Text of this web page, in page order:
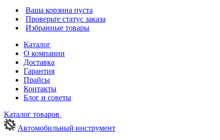
Ваша корзина пуста
Проверьте статус заказа
Избранные товары
Каталог
О компании
Доставка
Гарантия
Прайсы
Контакты
Блог и советы
Каталог товаров
Автомобильный инструмент